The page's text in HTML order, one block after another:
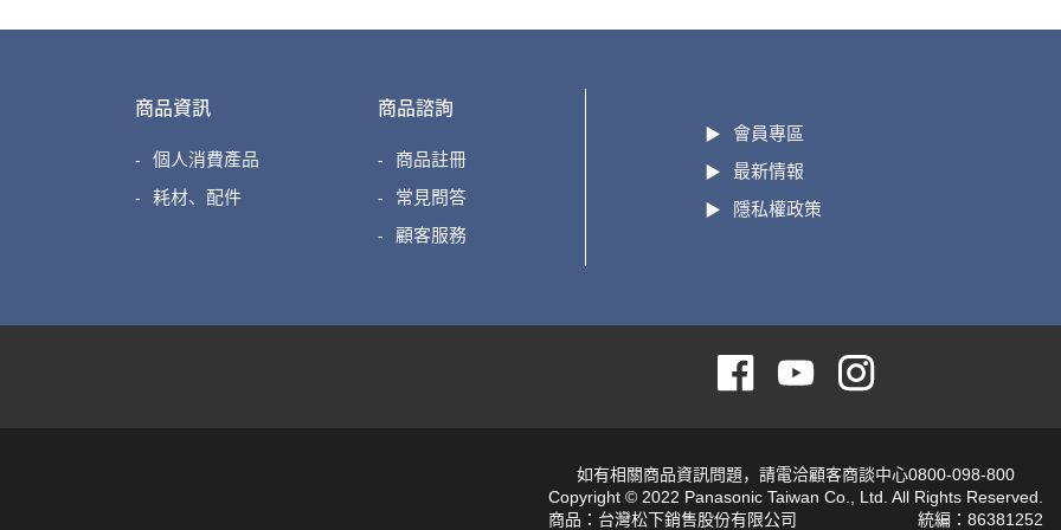
商品資訊
個人消費產品
耗材、配件
商品諮詢
商品註冊
常見問答
顧客服務
會員專區
最新情報
隱私權政策
如有相關商品資訊問題，請電洽顧客商談中心0800-098-800
Copyright © 2022 Panasonic Taiwan Co., Ltd. All Rights Reserved.
商品：台灣松下銷售股份有限公司
統編：86381252